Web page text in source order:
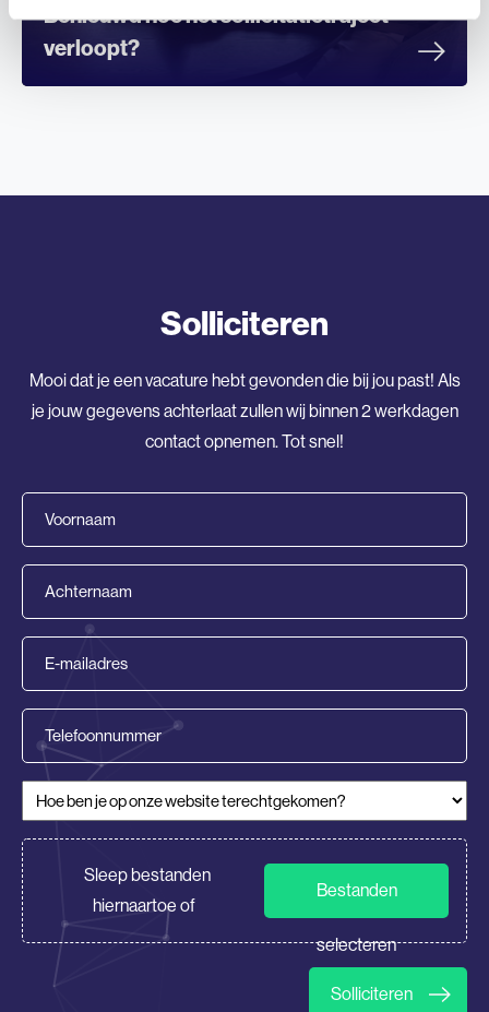
Benieuwd hoe het sollicitatietraject
verloopt?
Solliciteren
Mooi dat je een vacature hebt gevonden die bij jou past! Als
je jouw gegevens achterlaat zullen wij binnen 2 werkdagen
contact opnemen. Tot snel!
(Vereist)
Hoe ben je op onze website terechtgekomen?
CV/Motivatie
Sleep bestanden
hiernaartoe of
Bestanden
selecteren